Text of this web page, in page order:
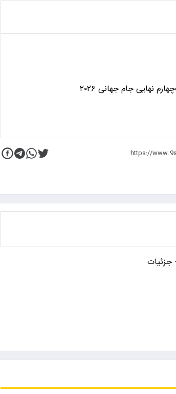
نهایی جام جهانی ۲۰۲۶